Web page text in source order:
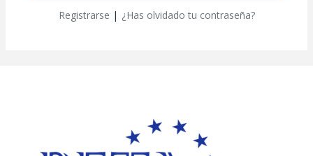
Registrarse | ¿Has olvidado tu contraseña?